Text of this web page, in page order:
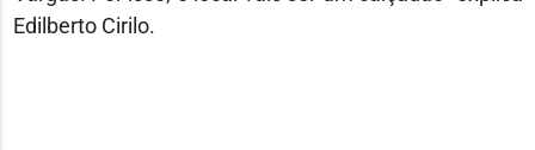
Edilberto Cirilo.